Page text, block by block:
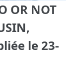
OR NOT
le 23-